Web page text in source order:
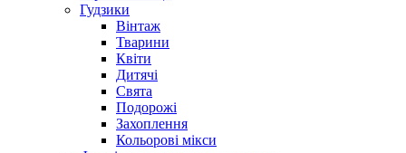
Гудзики
Вінтаж
Тварини
Квіти
Дитячі
Свята
Подорожі
Захоплення
Кольорові мікси